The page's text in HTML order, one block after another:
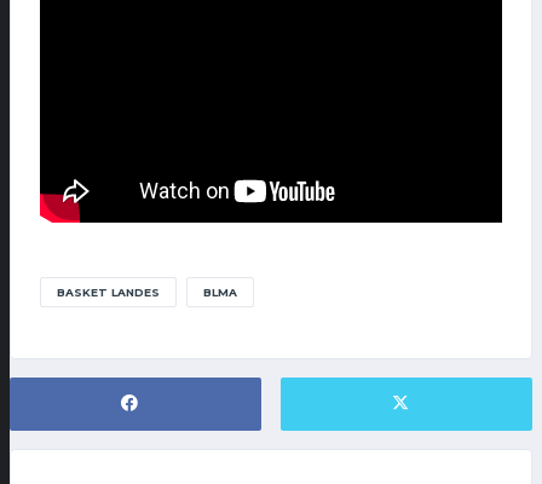
BASKET LANDES BLMA